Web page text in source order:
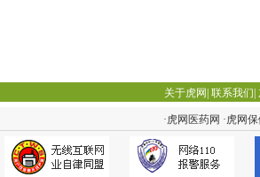
关于虎网 联系我们
·虎网医药网 ·虎网